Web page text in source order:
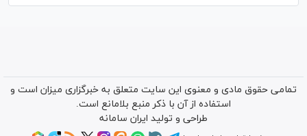
تمامی حقوق مادی و معنوی این سایت متعلق به خبرگزاری میزان است و
استفاده از آن با ذکر منبع بلامانع است.
طراحی و تولید ایران سامانه